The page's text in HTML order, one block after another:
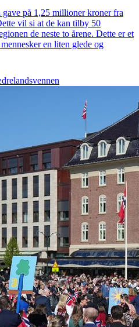
på 1,25 millioner kroner fra
vil si at de kan tilby 50
de neste to årene. Dette er et
en liten glede og